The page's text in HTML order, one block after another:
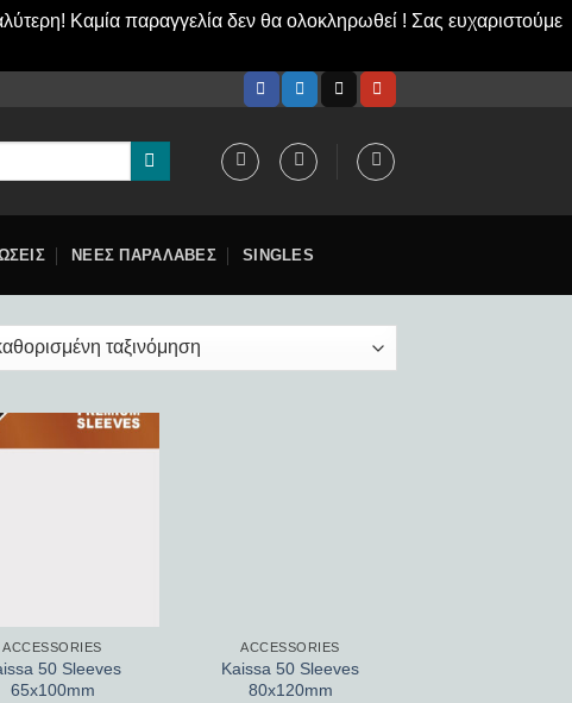
Καμία παραγγελία δεν θα ολοκληρωθεί ! Σας ευχαριστούμε
ΝΕΕΣ ΠΑΡΑΛΑΒΕΣ SINGLES
ACCESSORIES
50 Sleeves
65x100mm
ACCESSORIES
Kaissa 50 Sleeves
80x120mm